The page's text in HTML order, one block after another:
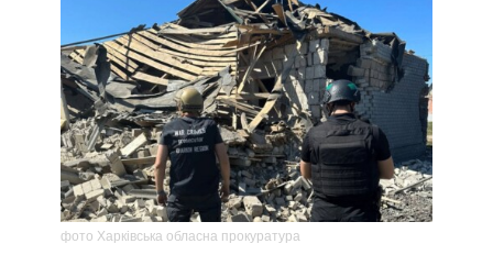
фото Харківська обласна прокуратура